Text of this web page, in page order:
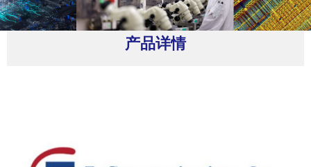
首页 ꄲ Z-COMM ꄲ V940ME40-LF振荡器
产品详情